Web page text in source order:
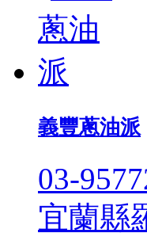
義豐蔥油派
03-
宜蘭縣